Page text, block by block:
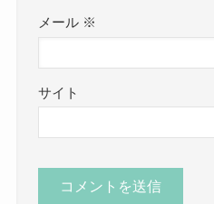
メール ※
サイト